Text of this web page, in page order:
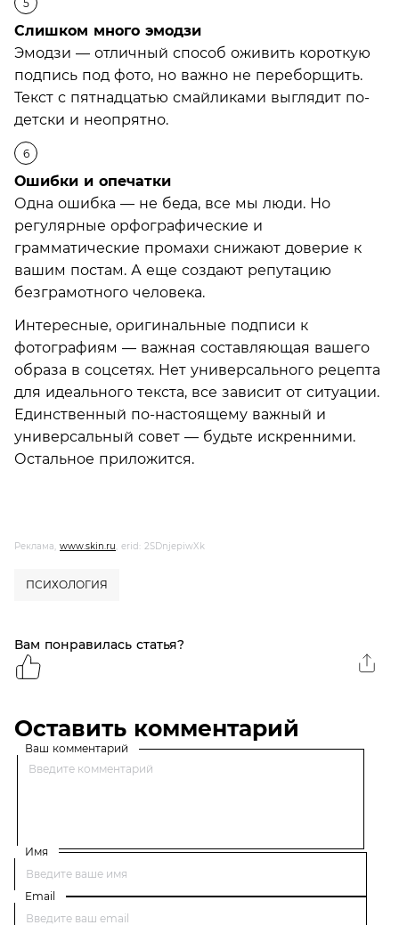
Слишком много эмодзи
Эмодзи — отличный способ оживить короткую
подпись под фото, но важно не переборщить.
Текст с пятнадцатью смайликами выглядит по-
детски и неопрятно.
Ошибки и опечатки
Одна ошибка — не беда, все мы люди. Но
регулярные орфографические и
грамматические промахи снижают доверие к
вашим постам. А еще создают репутацию
безграмотного человека.
Интересные, оригинальные подписи к
фотографиям — важная составляющая вашего
образа в соцсетях. Нет универсального рецепта
для идеального текста, все зависит от ситуации.
Единственный по-настоящему важный и
универсальный совет — будьте искренними.
Остальное приложится.
Реклама, www.skin.ru, erid: 2SDnjepiwXk
ПСИХОЛОГИЯ
Вам понравилась статья?
Оставить комментарий
Ваш комментарий
Имя
Email